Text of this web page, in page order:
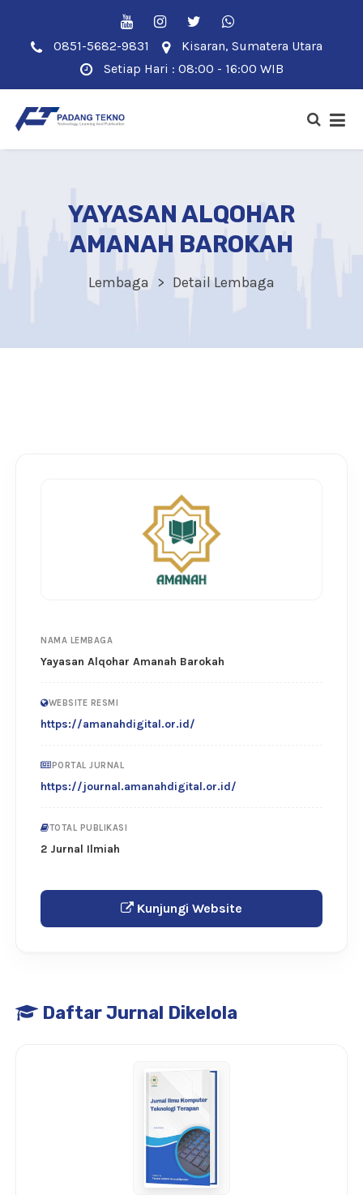
0851-5682-9831
Kisaran, Sumatera Utara
Setiap Hari : 08:00 - 16:00 WIB
YAYASAN ALQOHAR
AMANAH BAROKAH
Lembaga Detail Lembaga
NAMA LEMBAGA
Yayasan Alqohar Amanah Barokah
WEBSITE RESMI
https://amanahdigital.or.id/
PORTAL JURNAL
https://journal.amanahdigital.or.id/
TOTAL PUBLIKASI
2 Jurnal Ilmiah
Kunjungi Website
Daftar Jurnal Dikelola